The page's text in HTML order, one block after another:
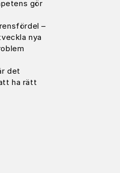
gör
–
nya
det
ha rätt